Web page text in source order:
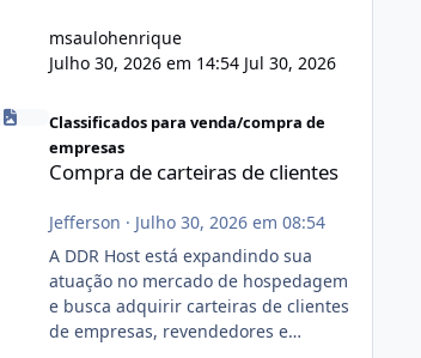
msaulohenrique
Julho 30, 2026 em 14:54 Jul 30, 2026
de carteiras de clientes
Classificados para venda/compra de
empresas
Compra de carteiras de clientes
Jefferson · Julho 30, 2026 em 08:54
A DDR Host está expandindo sua
atuação no mercado de hospedagem
e busca adquirir carteiras de clientes
de empresas, revendedores e